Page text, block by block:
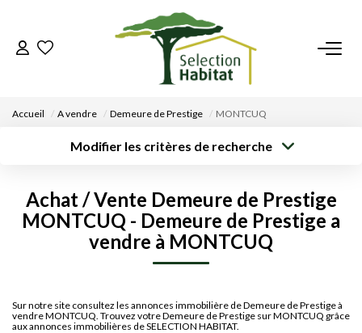
ACCUEIL
DÉPOSEZ VOTRE RECHERCHE
CONTACT
Accueil A vendre Demeure de Prestige MONTCUQ
Modifier les critères de recherche
Surface min Budget max Rayon
Achat / Vente Demeure de Prestige
MONTCUQ - Demeure de Prestige a
vendre à MONTCUQ
Sur notre site consultez les annonces immobilière de Demeure de Prestige à
vendre MONTCUQ. Trouvez votre Demeure de Prestige sur MONTCUQ grâce
aux annonces immobilières de SELECTION HABITAT.